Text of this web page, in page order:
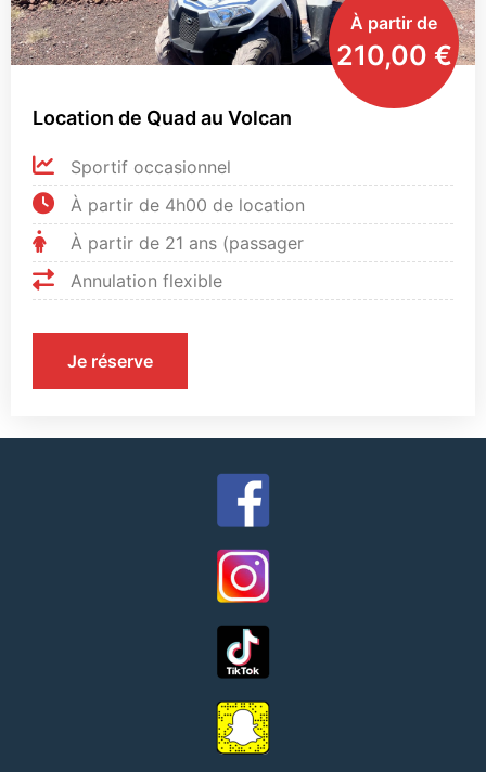
À partir de
210,00 €
Location de Quad au Volcan
Sportif occasionnel
À partir de 4h00 de location
À partir de 21 ans (passager
Annulation flexible
Je réserve